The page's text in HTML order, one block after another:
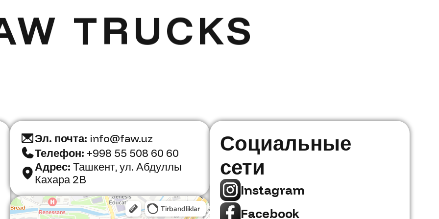
TRUCKS
Эл. почта: info@faw.uz
Телефон: +998 55 508 60 60
Адрес: Ташкент, ул. Абдуллы
Кахара 2B
Faw Trucks
Автосалон в Ташкенте
Социальные
сети
Instagram
Facebook